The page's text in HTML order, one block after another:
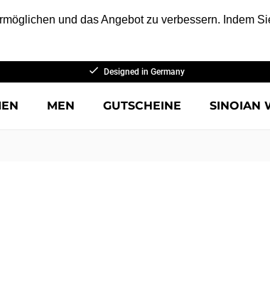
und das Angebot zu verbessern. Indem
Designed in Germany
MEN GUTSCHEINE SINOIAN